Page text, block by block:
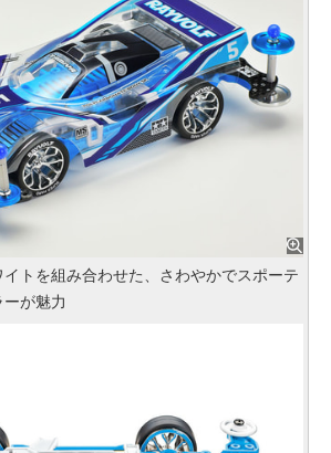
トを組み合わせた、さわやかでスポーテ
が魅力